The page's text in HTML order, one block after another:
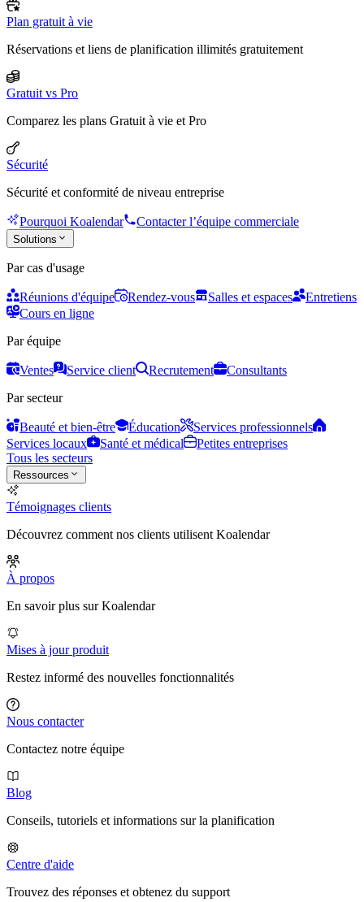
Plan gratuit à vie
Réservations et liens de planification illimités gratuitement
Gratuit vs Pro
Comparez les plans Gratuit à vie et Pro
Sécurité
Sécurité et conformité de niveau entreprise
Pourquoi Koalendar Contacter l’équipe commerciale
Solutions
Par cas d'usage
Réunions d'équipe Rendez-vous Salles et espaces
Entretiens
Cours en ligne
Par équipe
Ventes Service client Recrutement
Consultants
Par secteur
Beauté et bien-être Éducation
Services professionnels
Services locaux
Santé et médical
Petites entreprises
Tous les secteurs
Ressources
Témoignages clients
Découvrez comment nos clients utilisent Koalendar
À propos
En savoir plus sur Koalendar
Mises à jour produit
Restez informé des nouvelles fonctionnalités
Nous contacter
Contactez notre équipe
Blog
Conseils, tutoriels et informations sur la planification
Centre d'aide
Trouvez des réponses et obtenez du support